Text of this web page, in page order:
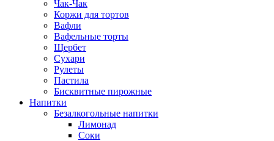
Чак-Чак
Коржи для тортов
Вафли
Вафельные торты
Щербет
Сухари
Рулеты
Пастила
Бисквитные пирожные
Напитки
Безалкогольные напитки
Лимонад
Соки